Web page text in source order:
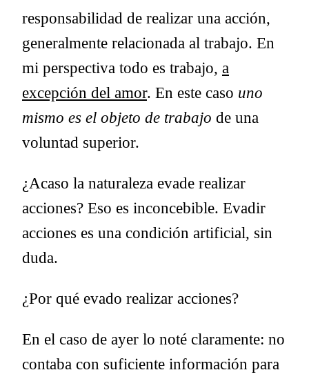
responsabilidad de realizar una acción,
generalmente relacionada al trabajo. En
mi perspectiva todo es trabajo, a
excepción del amor. En este caso uno
mismo es el objeto de trabajo de una
voluntad superior.
¿Acaso la naturaleza evade realizar
acciones? Eso es inconcebible. Evadir
acciones es una condición artificial, sin
duda.
¿Por qué evado realizar acciones?
En el caso de ayer lo noté claramente: no
contaba con suficiente información para